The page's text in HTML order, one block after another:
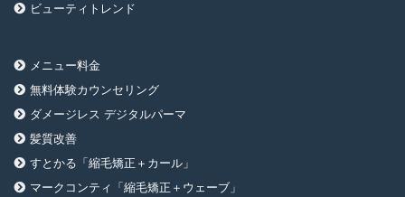
ビューティトレンド
メニュー料金
無料体験カウンセリング
ダメージレス デジタルパーマ
髪質改善
すとかる「縮毛矯正＋カール」
マークコンティ「縮毛矯正＋ウェーブ」